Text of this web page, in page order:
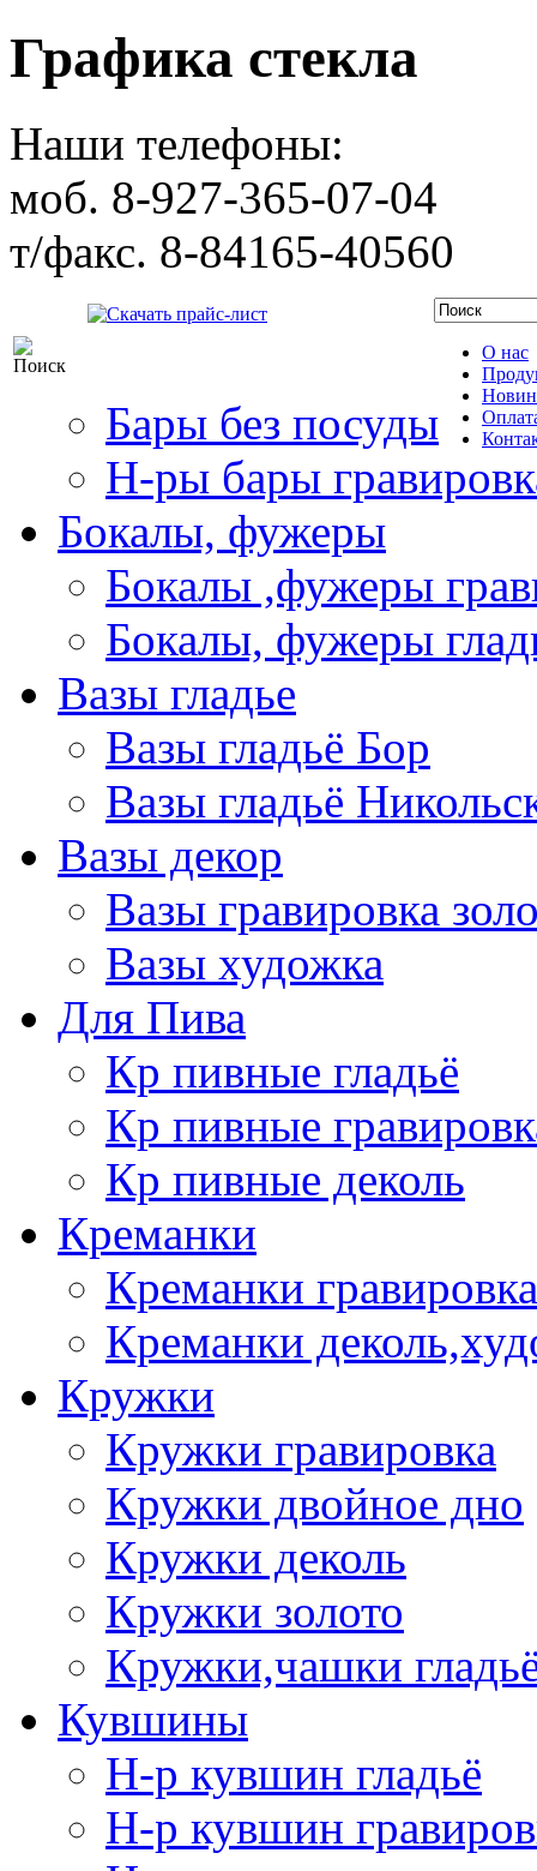
Графика стекла
Наши телефоны:
моб. 8-927-365-07-04
т/факс. 8-84165-40560
О нас
Бары без посуды
Н-ры бары
Бокалы, фужеры
Бокалы ,фужеры
Бокалы, фужеры
Вазы гладье
Вазы гладьё Бор
Вазы гладьё
Вазы декор
Вазы гравировка
Вазы художка
Для Пива
Кр пивные гладьё
Кр пивные
Кр пивные деколь
Креманки
Креманки
Креманки
Кружки
Кружки гравировка
Кружки двойное дно
Кружки деколь
Кружки золото
Кружки,чашки
Кувшины
Н-р кувшин гладьё
Н-р кувшин